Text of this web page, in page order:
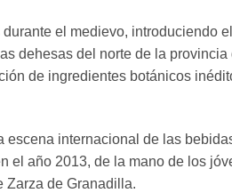
el medievo, introduciendo
dehesas del norte de la
de ingredientes botánicos
internacional de las
el año 2013, de la mano de los
Zarza de Granadilla.